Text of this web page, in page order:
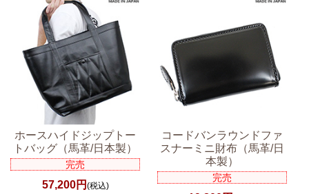
ホースハイドジップトー
トバッグ（馬革/日本製）
完売
57,200円 (税込)
コードバンラウンドファ
スナーミニ財布（馬革/日
本製）
完売